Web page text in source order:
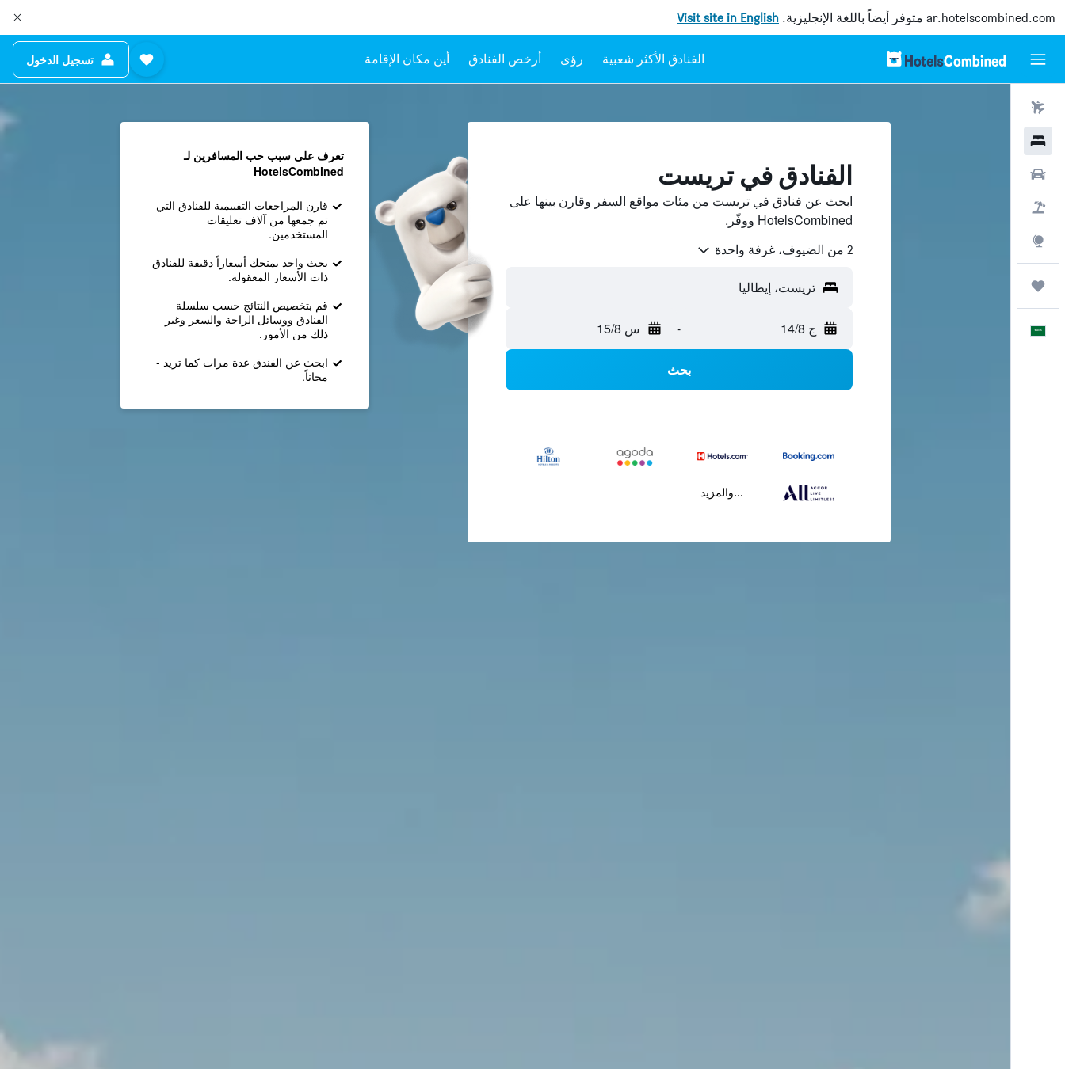
ar.hotelscombined.com متوفر أيضاً باللغة الإنجليزية. Visit site in English
رؤى أرخص الفنادق أين مكان الإقامة تسجيل الدخول
الفنادق في تريست
ابحث عن فنادق في تريست من مئات مواقع السفر وقارن بينها على
HotelsCombined ووفّر.
2 من الضيوف، غرفة واحدة
تريست، إيطاليا
ج 14/8 - س 15/8
بحث
...والمزيد
تعرف على سبب حب المسافرين لـ
HotelsCombined
قارن المراجعات التقييمية للفنادق التي
تم جمعها من آلاف تعليقات
المستخدمين.
بحث واحد يمنحك أسعاراً دقيقة للفنادق
ذات الأسعار المعقولة.
قم بتخصيص النتائج حسب سلسلة
الفنادق ووسائل الراحة والسعر وغير
ذلك من الأمور.
ابحث عن الفندق عدة مرات كما تريد -
مجاناً.